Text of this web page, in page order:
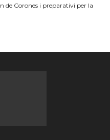
de Corones i preparativi per la